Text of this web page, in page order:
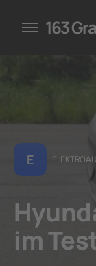
für
163
E
im